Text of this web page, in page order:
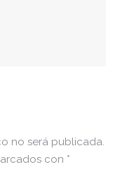
no será publicada.
con *